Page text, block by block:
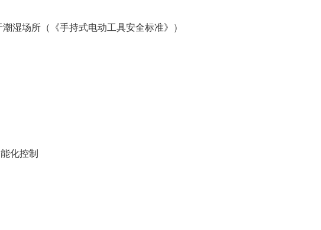
湿场所（《手持式电动工具安全标准》）
化控制